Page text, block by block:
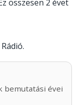
összesen 2 évet
bemutatási évei